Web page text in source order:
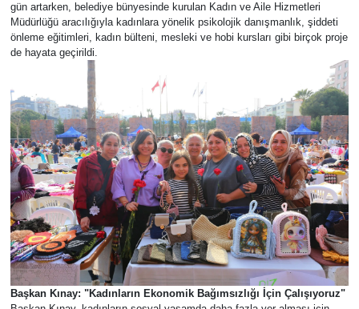
gün artarken, belediye bünyesinde kurulan Kadın ve Aile Hizmetleri
Müdürlüğü aracılığıyla kadınlara yönelik psikolojik danışmanlık, şiddeti
önleme eğitimleri, kadın bülteni, mesleki ve hobi kursları gibi birçok proje
de hayata geçirildi.
Başkan Kınay: "Kadınların Ekonomik Bağımsızlığı İçin Çalışıyoruz"